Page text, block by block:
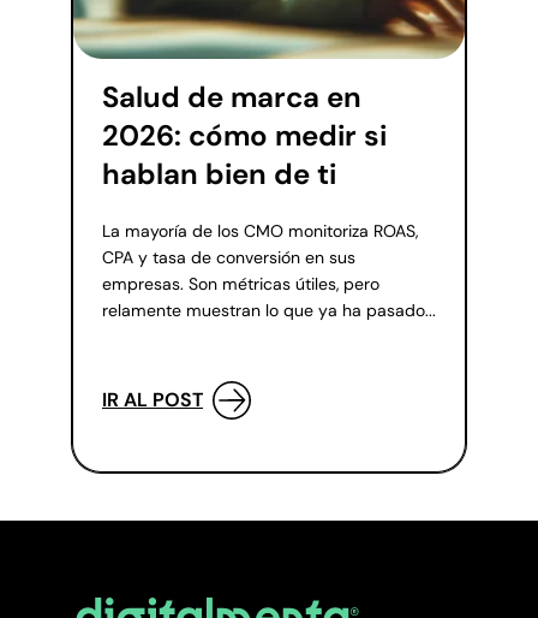
Salud de marca en
2026: cómo medir si
hablan bien de ti
La mayoría de los CMO monitoriza ROAS,
CPA y tasa de conversión en sus
empresas. Son métricas útiles, pero
relamente muestran lo que ya ha pasado...
IR AL POST